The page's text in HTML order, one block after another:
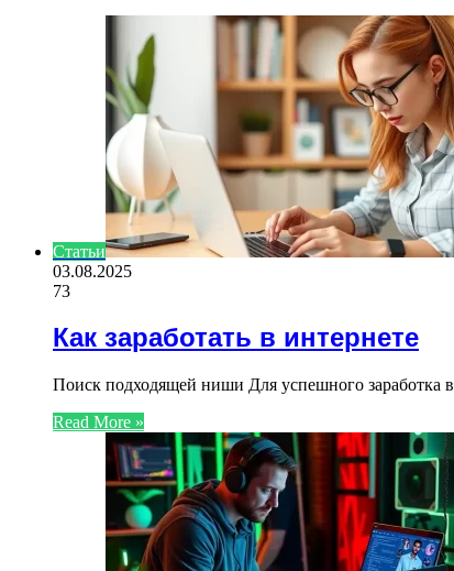
Статьи
03.08.2025
73
Как заработать в интернете
Поиск подходящей ниши Для успешного заработка
Read More »